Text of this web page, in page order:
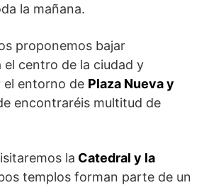
la mañana.
proponemos bajar
el centro de la ciudad y
el entorno de Plaza Nueva y
encontraréis multitud de
la Catedral y la
templos forman parte de un